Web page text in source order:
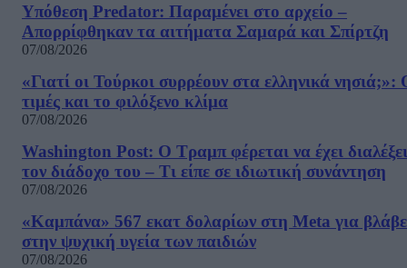
Υπόθεση Predator: Παραμένει στο αρχείο –
Απορρίφθηκαν τα αιτήματα Σαμαρά και Σπίρτζη
07/08/2026
«Γιατί οι Τούρκοι συρρέουν στα ελληνικά νησιά;»:
τιμές και το φιλόξενο κλίμα
07/08/2026
Washington Post: Ο Τραμπ φέρεται να έχει διαλέξει
τον διάδοχο του – Τι είπε σε ιδιωτική συνάντηση
07/08/2026
«Καμπάνα» 567 εκατ δολαρίων στη Meta για
στην ψυχική υγεία των παιδιών
07/08/2026